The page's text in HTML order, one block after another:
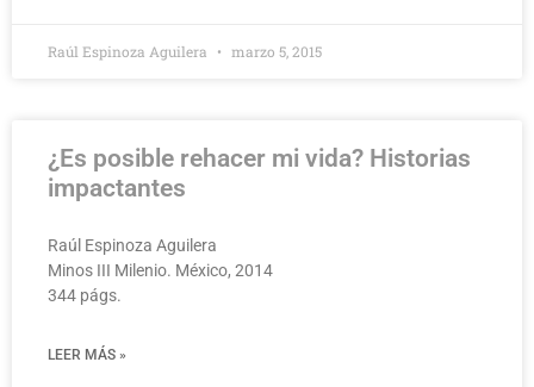
Raúl Espinoza Aguilera marzo 5, 2015
¿Es posible rehacer mi vida? Historias
impactantes
Raúl Espinoza Aguilera
Minos III Milenio. México, 2014
344 págs.
LEER MÁS »